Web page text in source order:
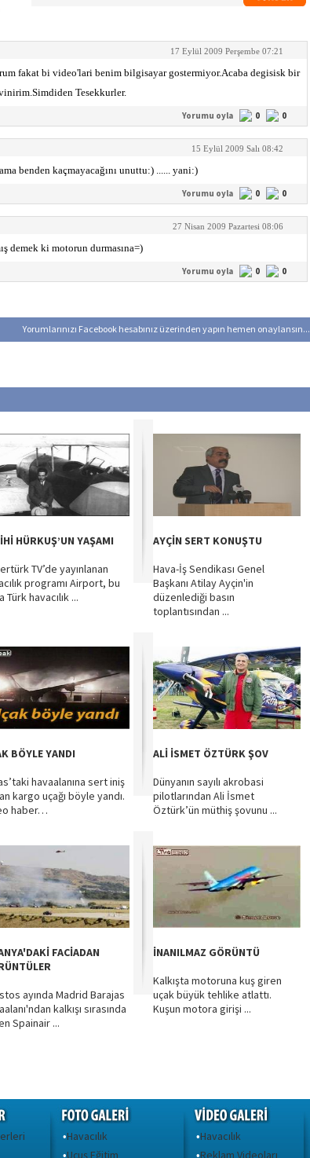
17 Eylül 2009 Perşembe 07:21
fakat bi video'lari benim bilgisayar gostermiyor.Acaba degisisk bir
Tesekkurler.
Yorumu oyla 0 0
15 Eylül 2009 Salı 08:42
benden kaçmayacağını unuttu:) ...... yani:)
Yorumu oyla 0 0
27 Nisan 2009 Pazartesi 08:06
demek ki motorun durmasına=)
Yorumu oyla 0 0
Yorumlarınızı Facebook hesabınız üzerinden yapın hemen onaylansın...
HÜRKUŞ’UN YAŞAMI
TV’de yayınlanan
programı Airport, bu
Türk havacılık ...
AYÇİN SERT KONUŞTU
Hava-İş Sendikası Genel
Başkanı Atilay Ayçin'in
düzenlediği basın
toplantısından ...
BÖYLE YANDI
havaalanına sert iniş
kargo uçağı böyle yandı.
haber…
ALİ İSMET ÖZTÜRK ŞOV
Dünyanın sayılı akrobasi
pilotlarından Ali İsmet
Öztürk’ün müthiş şovunu ...
FACİADAN
ayında Madrid Barajas
kalkışı sırasında
Spainair ...
İNANILMAZ GÖRÜNTÜ
Kalkışta motoruna kuş giren
uçak büyük tehlike atlattı.
Kuşun motora girişi ...
•Havacılık
•Uçuş Eğitim
•Havacılık
•Reklam Videoları